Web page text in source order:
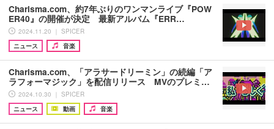
Charisma.com、約7年ぶりのワンマンライブ『POW
ER40』の開催が決定 最新アルバム『ERR…
2024.11.20 ｜ SPICER
ニュース
音楽
Charisma.com、「アラサードリーミン」の続編「ア
ラフォーマジック」を配信リリース MVのプレミ…
2024.10.30 ｜ SPICER
ニュース
動画 音楽